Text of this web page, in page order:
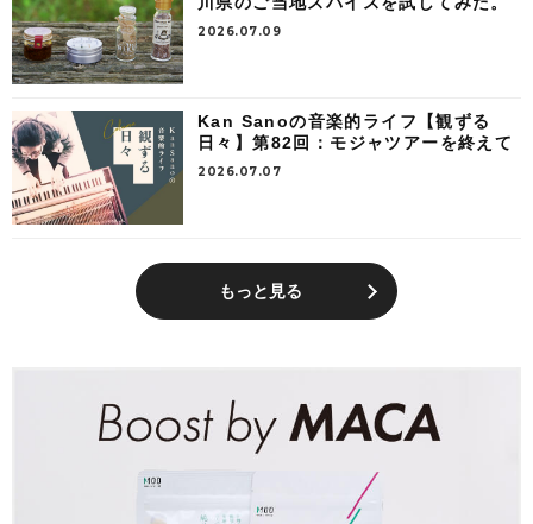
2026.07.09
Kan Sanoの音楽的ライフ【観ずる
日々】第82回：モジャツアーを終えて
2026.07.07
もっと見る